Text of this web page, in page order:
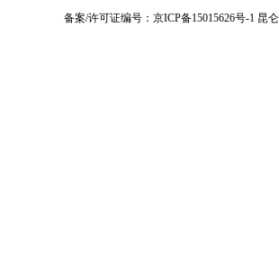
备案/许可证编号：京ICP备15015626号-1 昆